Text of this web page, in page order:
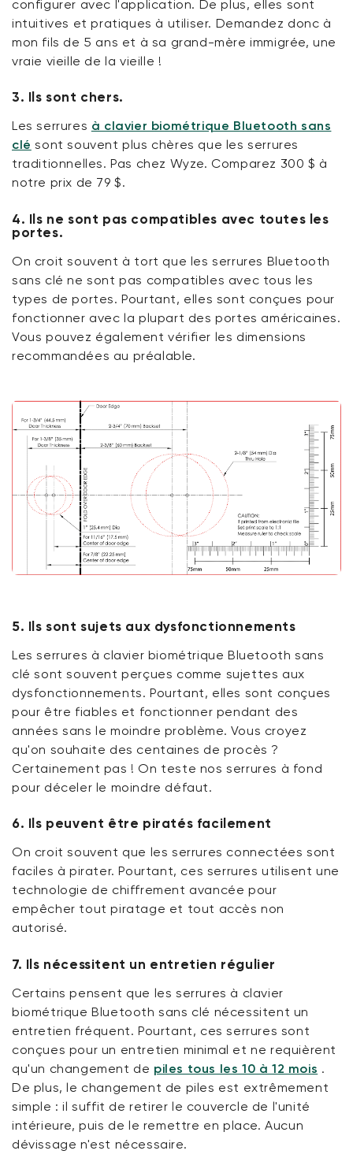
configurer avec l'application. De plus, elles sont
intuitives et pratiques à utiliser. Demandez donc à
mon fils de 5 ans et à sa grand-mère immigrée, une
vraie vieille de la vieille !
3. Ils sont chers.
Les serrures à clavier biométrique Bluetooth sans
clé sont souvent plus chères que les serrures
traditionnelles. Pas chez Wyze. Comparez 300 $ à
notre prix de 79 $.
4. Ils ne sont pas compatibles avec toutes les
portes.
On croit souvent à tort que les serrures Bluetooth
sans clé ne sont pas compatibles avec tous les
types de portes. Pourtant, elles sont conçues pour
fonctionner avec la plupart des portes américaines.
Vous pouvez également vérifier les dimensions
recommandées au préalable.
5. Ils sont sujets aux dysfonctionnements
Les serrures à clavier biométrique Bluetooth sans
clé sont souvent perçues comme sujettes aux
dysfonctionnements. Pourtant, elles sont conçues
pour être fiables et fonctionner pendant des
années sans le moindre problème. Vous croyez
qu'on souhaite des centaines de procès ?
Certainement pas ! On teste nos serrures à fond
pour déceler le moindre défaut.
6. Ils peuvent être piratés facilement
On croit souvent que les serrures connectées sont
faciles à pirater. Pourtant, ces serrures utilisent une
technologie de chiffrement avancée pour
empêcher tout piratage et tout accès non
autorisé.
7. Ils nécessitent un entretien régulier
Certains pensent que les serrures à clavier
biométrique Bluetooth sans clé nécessitent un
entretien fréquent. Pourtant, ces serrures sont
conçues pour un entretien minimal et ne requièrent
qu'un changement de piles tous les 10 à 12 mois .
De plus, le changement de piles est extrêmement
simple : il suffit de retirer le couvercle de l'unité
intérieure, puis de le remettre en place. Aucun
dévissage n'est nécessaire.